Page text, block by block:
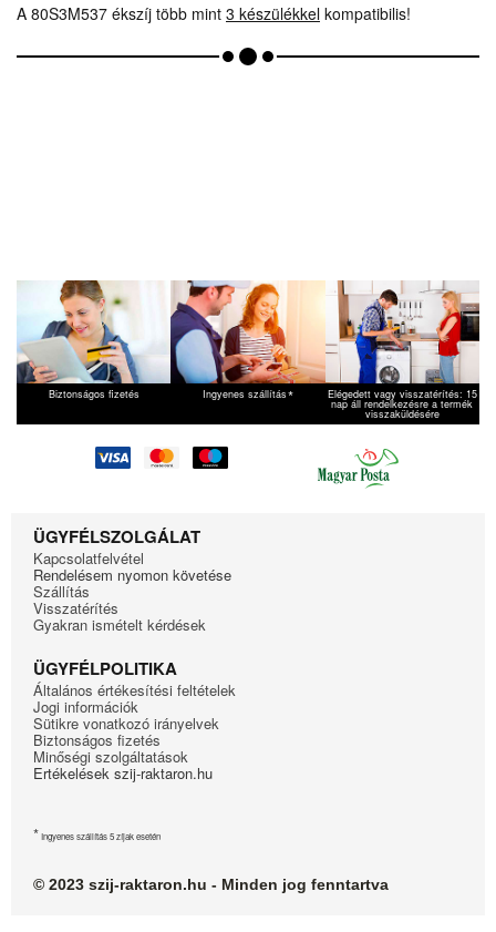
A 80S3M537 ékszíj több mint 3 készülékkel kompatibilis!
Biztonságos fizetés Ingyenes szállítás* Elégedett vagy visszatérítés: 15
nap áll rendelkezésre a termék
visszaküldésére
ÜGYFÉLSZOLGÁLAT
Kapcsolatfelvétel
Rendelésem nyomon követése
Szállítás
Visszatérítés
Gyakran ismételt kérdések
ÜGYFÉLPOLITIKA
Általános értékesítési feltételek
Jogi információk
Sütikre vonatkozó irányelvek
Biztonságos fizetés
Minőségi szolgáltatások
Ertékelések szij-raktaron.hu
*Ingyenes szállítás 5 zíjak esetén
© 2023 szij-raktaron.hu - Minden jog fenntartva